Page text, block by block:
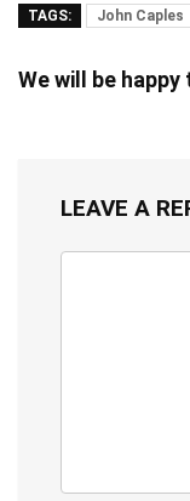
TAGS: John Caples
We will be
LEAVE A